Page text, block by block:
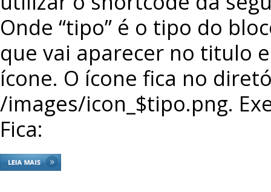
Onde “tipo” é o tipo do
que vai aparecer no titulo
ícone. O ícone fica no
/images/icon_$tipo.png.
Fica: